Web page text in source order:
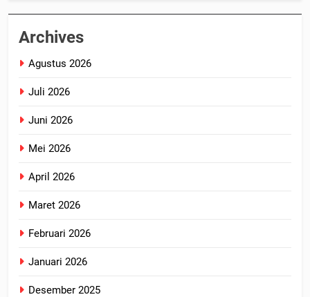
Archives
Agustus 2026
Juli 2026
Juni 2026
Mei 2026
April 2026
Maret 2026
Februari 2026
Januari 2026
Desember 2025